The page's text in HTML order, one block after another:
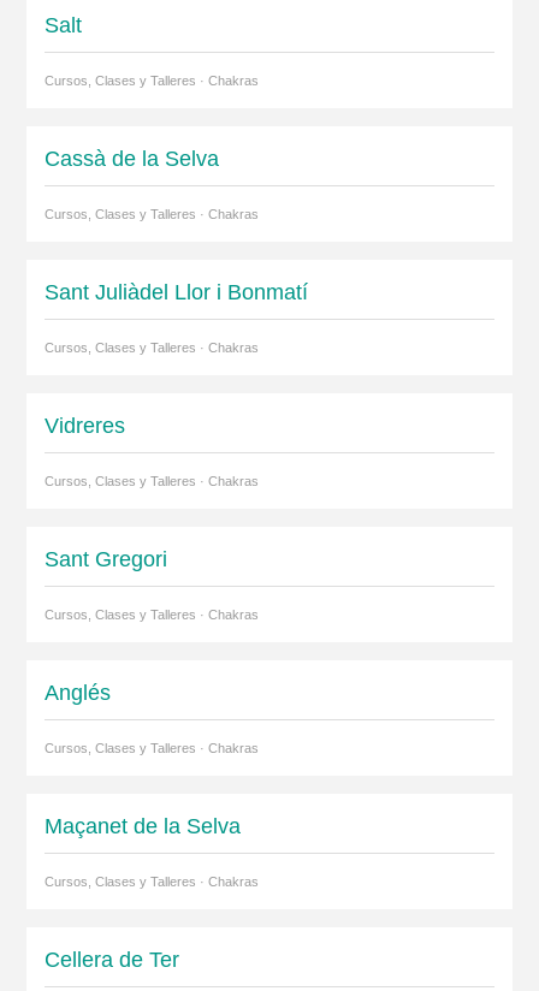
Salt
Cursos, Clases y Talleres · Chakras
Cassà de la Selva
Cursos, Clases y Talleres · Chakras
Sant Juliàdel Llor i Bonmatí
Cursos, Clases y Talleres · Chakras
Vidreres
Cursos, Clases y Talleres · Chakras
Sant Gregori
Cursos, Clases y Talleres · Chakras
Anglés
Cursos, Clases y Talleres · Chakras
Maçanet de la Selva
Cursos, Clases y Talleres · Chakras
Cellera de Ter